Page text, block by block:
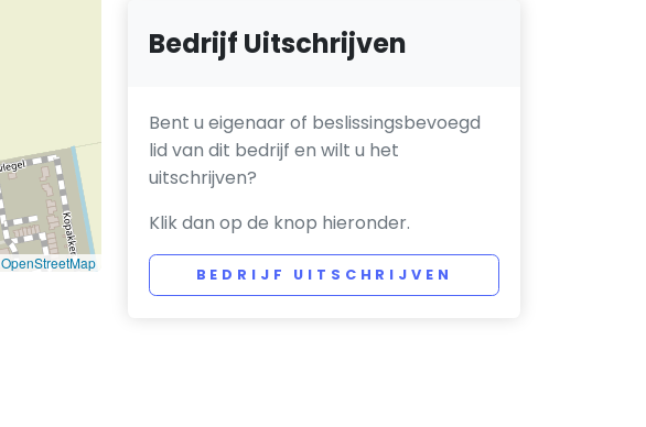
OpenStreetMap
Bedrijf Uitschrijven
Bent u eigenaar of beslissingsbevoegd
lid van dit bedrijf en wilt u het
uitschrijven?
Klik dan op de knop hieronder.
BEDRIJF UITSCHRIJVEN